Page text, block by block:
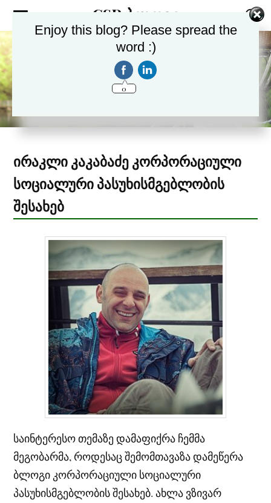
CSR ბლოგი
ირაკლი კაკაბაძე კორპორაციული
სოციალური პასუხისმგებლობის
შესახებ
საინტერესო თემაზე დამაფიქრა ჩემმა
მეგობარმა, როდესაც შემომთავაზა დამეწერა
ბლოგი კორპორაციული სოციალური
პასუხისმგებლობის შესახებ. ახლა ვზივარ
Enjoy this blog? Please spread the
word :)
0